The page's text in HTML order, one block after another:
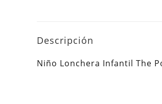
Descripción
Niño Lonchera Infantil The